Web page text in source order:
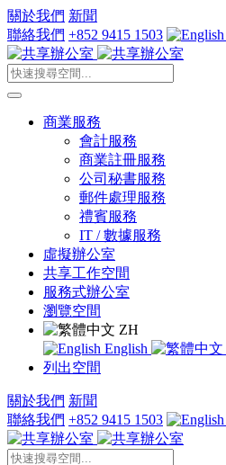
關於我們 新聞
聯絡我們 +852 9415 1503
商業服務
會計服務
商業註冊服務
公司秘書服務
郵件處理服務
禮賓服務
IT / 數據服務
虛擬辦公室
共享工作空間
服務式辦公室
瀏覽空間
ZH
English
列出空間
關於我們 新聞
聯絡我們 +852 9415 1503